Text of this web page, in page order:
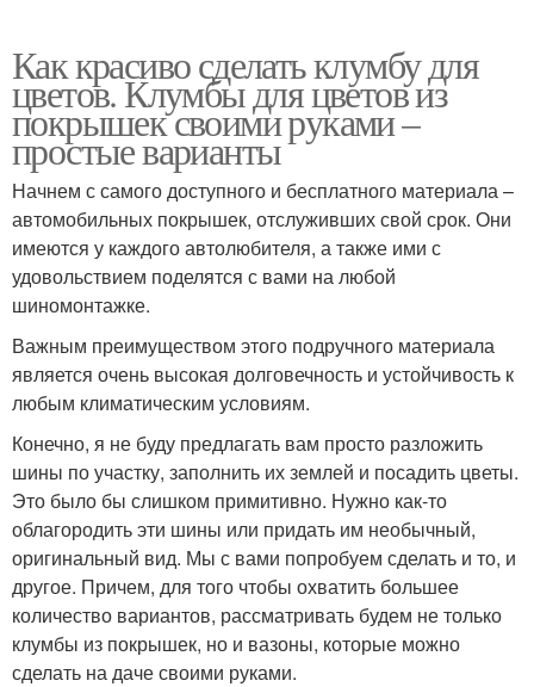
Как красиво сделать клумбу для
цветов. Клумбы для цветов из
покрышек своими руками –
простые варианты
Начнем с самого доступного и бесплатного материала –
автомобильных покрышек, отслуживших свой срок. Они
имеются у каждого автолюбителя, а также ими с
удовольствием поделятся с вами на любой
шиномонтажке.
Важным преимуществом этого подручного материала
является очень высокая долговечность и устойчивость к
любым климатическим условиям.
Конечно, я не буду предлагать вам просто разложить
шины по участку, заполнить их землей и посадить цветы.
Это было бы слишком примитивно. Нужно как-то
облагородить эти шины или придать им необычный,
оригинальный вид. Мы с вами попробуем сделать и то, и
другое. Причем, для того чтобы охватить большее
количество вариантов, рассматривать будем не только
клумбы из покрышек, но и вазоны, которые можно
сделать на даче своими руками.